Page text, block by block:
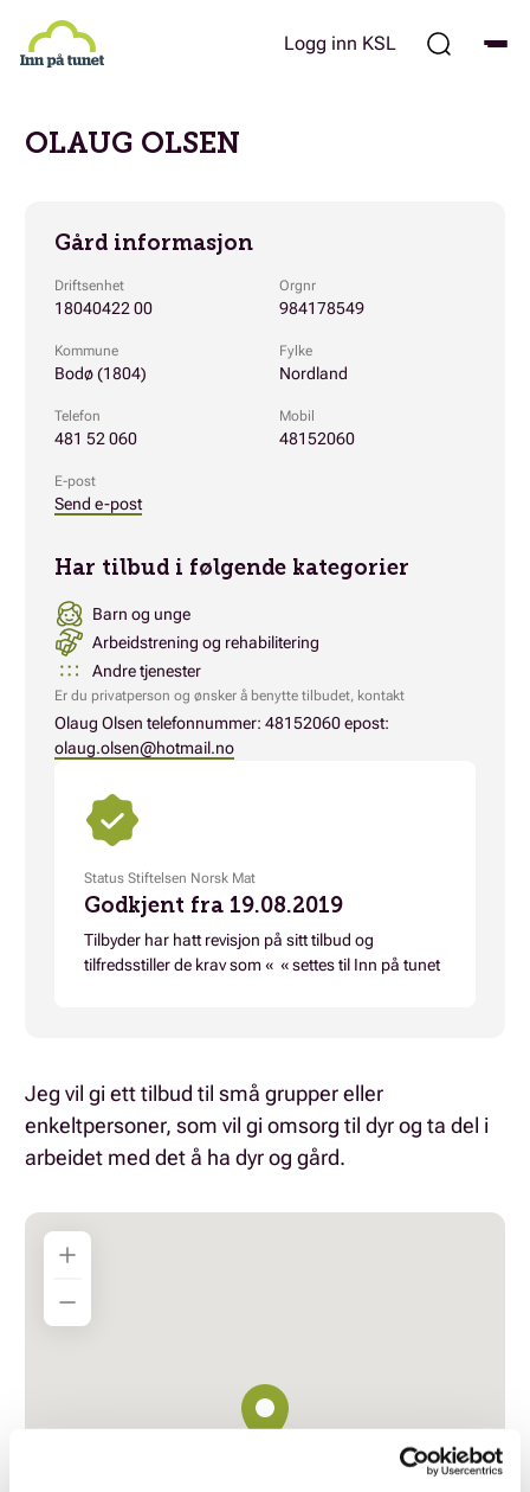
hovedinnhold
Logg inn KSL
OLAUG OLSEN
Gård informasjon
Driftsenhet
18040422 00
Orgnr
984178549
Kommune
Bodø (1804)
Fylke
Nordland
Telefon
481 52 060
Mobil
48152060
E-post
Send e-post
Har tilbud i følgende kategorier
Barn og unge
Arbeidstrening og rehabilitering
Andre tjenester
Er du privatperson og ønsker å benytte tilbudet, kontakt
Olaug Olsen telefonnummer: 48152060 epost:
olaug.olsen@hotmail.no
Status Stiftelsen Norsk Mat
Godkjent fra 19.08.2019
Tilbyder har hatt revisjon på sitt tilbud og
tilfredsstiller de krav som « « settes til Inn på tunet
Jeg vil gi ett tilbud til små grupper eller
enkeltpersoner, som vil gi omsorg til dyr og ta del i
arbeidet med det å ha dyr og gård.